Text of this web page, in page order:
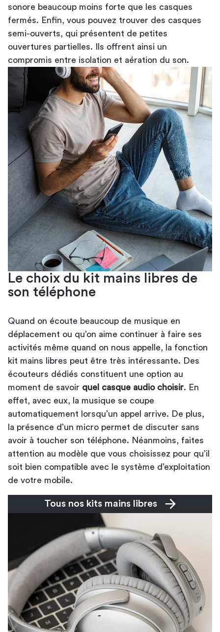
sonore beaucoup moins forte que les casques
fermés. Enfin, vous pouvez trouver des casques
semi-ouverts, qui présentent de petites
ouvertures partielles. Ils offrent ainsi un
compromis entre isolation et aération du son.
Le choix du kit mains libres de
son téléphone
Quand on écoute beaucoup de musique en
déplacement ou qu’on aime continuer à faire ses
activités même quand on nous appelle, la fonction
kit mains libres peut être très intéressante. Des
écouteurs dédiés constituent une option au
moment de savoir quel casque audio choisir. En
effet, avec eux, la musique se coupe
automatiquement lorsqu’un appel arrive. De plus,
la présence d’un micro permet de discuter sans
avoir à toucher son téléphone. Néanmoins, faites
attention au modèle que vous choisissez pour qu’il
soit bien compatible avec le système d’exploitation
de votre mobile.
Tous nos kits mains libres